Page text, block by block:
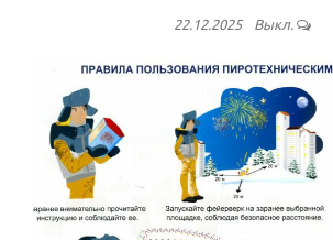
22.12.2025 Выкл.